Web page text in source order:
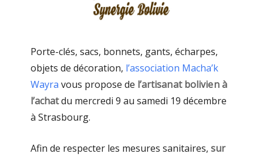
Porte-clés, sacs, bonnets, gants, écharpes,
objets de décoration, l’association Macha’k
Wayra vous propose de l’artisanat bolivien à
l’achatdu mercredi 9 au samedi 19 décembre
à Strasbourg.
Afin de respecter les mesures sanitaires, sur